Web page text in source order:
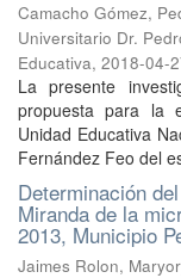
Camacho Gómez,
Universitario Dr.
Educativa, 2018-04-
La presente
propuesta para la
Unidad Educativa
Fernández Feo del
Determinación
Miranda de la
2013, Municipio
Jaimes Rolon,